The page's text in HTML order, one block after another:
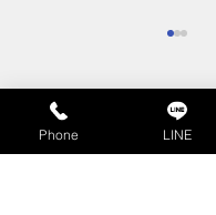
コメント
Phone LINE